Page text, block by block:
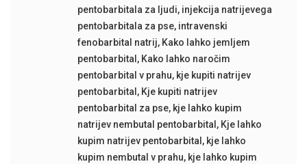
pentobarbitala za ljudi, injekcija natrijevega
pentobarbitala za pse, intravenski
fenobarbital natrij, Kako lahko jemljem
pentobarbital , Kako lahko naročim
pentobarbital v prahu, kje kupiti natrijev
pentobarbital , Kje kupiti natrijev
pentobarbital za pse, kje lahko kupim
natrijev nembutal pentobarbital , Kje lahko
kupim natrijev pentobarbital , kje lahko
kupim nembutal v prahu, kje lahko kupim